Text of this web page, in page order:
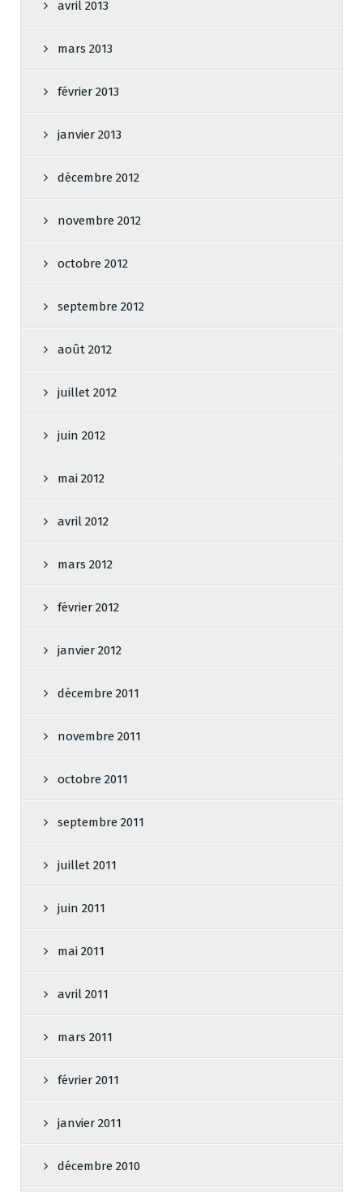
avril 2013
mars 2013
février 2013
janvier 2013
décembre 2012
novembre 2012
octobre 2012
septembre 2012
août 2012
juillet 2012
juin 2012
mai 2012
avril 2012
mars 2012
février 2012
janvier 2012
décembre 2011
novembre 2011
octobre 2011
septembre 2011
juillet 2011
juin 2011
mai 2011
avril 2011
mars 2011
février 2011
janvier 2011
décembre 2010